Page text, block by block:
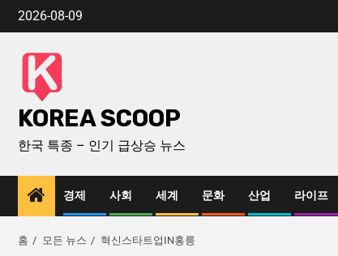
2026-08-09
KOREA SCOOP
한국 특종 – 인기 급상승 뉴스
경제 사회 세계 문화 산업 라이프
홈 모든 뉴스 혁신스타트업IN홍릉